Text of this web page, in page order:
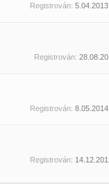
Registrován: 5.04.2013
Registrován:
Registrován: 8.05.2014
Registrován: